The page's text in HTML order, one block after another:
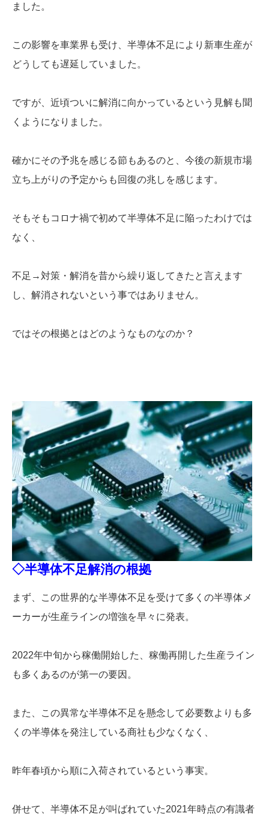
ました。
この影響を車業界も受け、半導体不足により新車生産が
どうしても遅延していました。
ですが、近頃ついに解消に向かっているという見解も聞
くようになりました。
確かにその予兆を感じる節もあるのと、今後の新規市場
立ち上がりの予定からも回復の兆しを感じます。
そもそもコロナ禍で初めて半導体不足に陥ったわけでは
なく、
不足→対策・解消を昔から繰り返してきたと言えます
し、解消されないという事ではありません。
ではその根拠とはどのようなものなのか？
◇半導体不足解消の根拠
まず、この世界的な半導体不足を受けて多くの半導体メ
ーカーが生産ラインの増強を早々に発表。
2022年中旬から稼働開始した、稼働再開した生産ライン
も多くあるのが第一の要因。
また、この異常な半導体不足を懸念して必要数よりも多
くの半導体を発注している商社も少なくなく、
昨年春頃から順に入荷されているという事実。
併せて、半導体不足が叫ばれていた2021年時点の有識者